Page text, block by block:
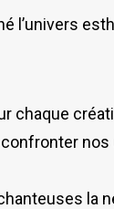
l’univers
chaque
la